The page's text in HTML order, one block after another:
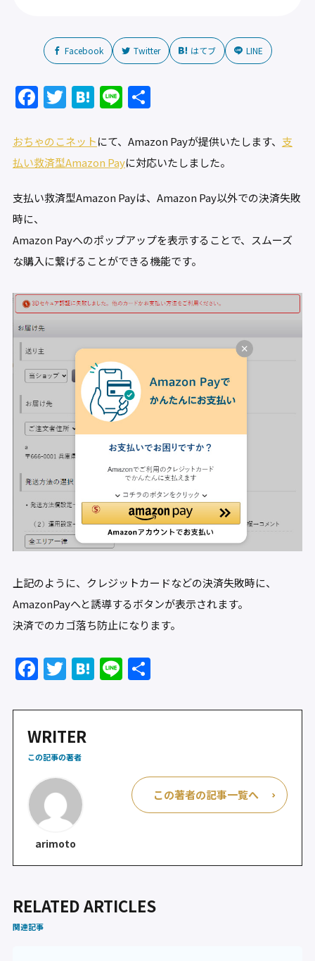
Facebook Twitter はてブ LINE
F
a
c
e
b
o
o
k
T
w
itt
er
H
at
e
n
Li
n
e
共
おちゃのこネットにて、Amazon Payが提供いたします、 支
払い救済型Amazon Payに対応いたしました。
支払い救済型Amazon Payは、Amazon Pay以外での決済失敗
時に、
Amazon Payへのポップアップを表示することで、スムーズ
な購入に繋げることができる機能です。
上記のように、クレジットカードなどの決済失敗時に、
AmazonPayへと誘導するボタンが表示されます。
決済でのカゴ落ち防止になります。
F
a
c
e
b
o
o
k
T
w
itt
er
H
at
e
Li
n
e
共
WRITER
この記事の著者
arimoto
この著者の記事一覧へ
RELATED ARTICLES
関連記事